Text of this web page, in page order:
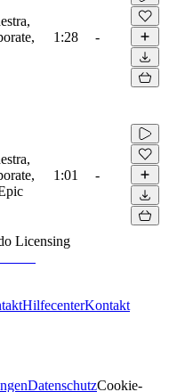
1:28 -
1:01 -
Licensing
HilfecenterKontakt
DatenschutzCookie-